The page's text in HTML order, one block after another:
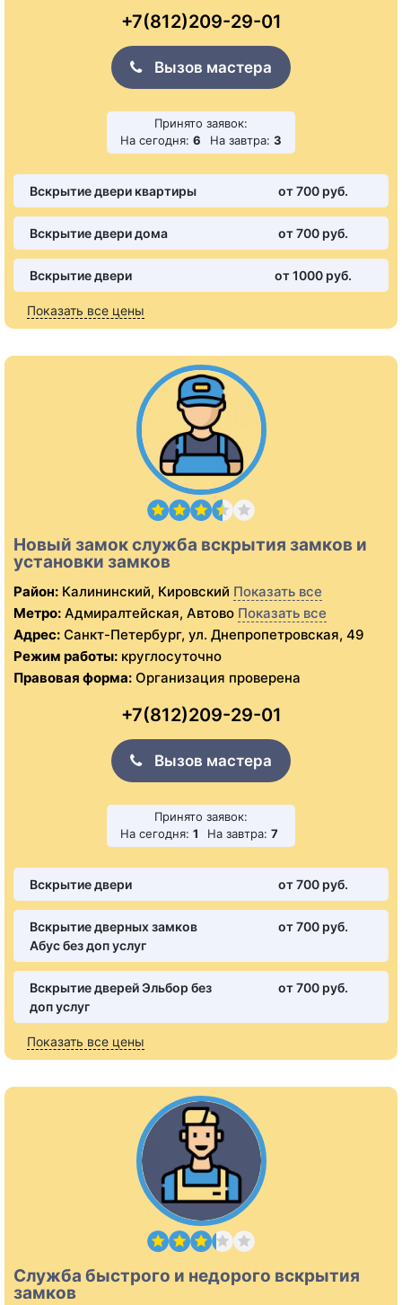
+7(812)209-29-01
Вызов мастера
Принято заявок:
На сегодня: 6 На завтра: 3
Вскрытие двери квартиры от 700 pуб.
Вскрытие двери дома от 700 pуб.
Вскрытие двери от 1000 pуб.
Показать все цены
Новый замок служба вскрытия замков и
установки замков
Район: Калининский, Кировский Показать все
Метро: Адмиралтейская, Автово Показать все
Адрес: Санкт-Петербург, ул. Днепропетровская, 49
Режим работы: круглосуточно
Правовая форма: Организация проверена
+7(812)209-29-01
Вызов мастера
Принято заявок:
На сегодня: 1 На завтра: 7
Вскрытие двери от 700 pуб.
Вскрытие дверных замков
Абус без доп услуг
от 700 pуб.
Вскрытие дверей Эльбор без
доп услуг
от 700 pуб.
Показать все цены
Служба быстрого и недорого вскрытия
замков